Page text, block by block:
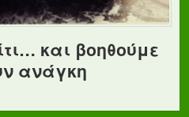
και βοηθούμε
ανάγκη